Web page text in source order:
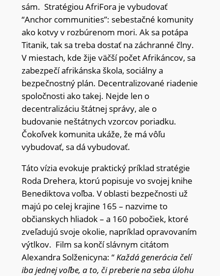
sám. Stratégiou AfriFora je vybudovať
“Anchor communities”: sebestačné komunity
ako kotvy v rozbúrenom mori. Ak sa potápa
Titanik, tak sa treba dostať na záchranné člny.
V miestach, kde žije väčší počet Afrikáncov, sa
zabezpečí afrikánska škola, sociálny a
bezpečnostný plán. Decentralizované riadenie
spoločnosti ako takej. Nejde len o
decentralizáciu štátnej správy, ale o
budovanie neštátnych vzorcov poriadku.
Čokoľvek komunita ukáže, že má vôľu
vybudovať, sa dá vybudovať.
Táto vízia evokuje praktický príklad stratégie
Roda Drehera, ktorú popisuje vo svojej knihe
Benediktova voľba. V oblasti bezpečnosti už
majú po celej krajine 165 – nazvime to
občianskych hliadok – a 160 pobočiek, ktoré
zveľadujú svoje okolie, napríklad opravovaním
výtlkov. Film sa končí slávnym citátom
Alexandra Solženicyna: “Každá generácia čelí
iba jednej voľbe, a to, či preberie na seba úlohu